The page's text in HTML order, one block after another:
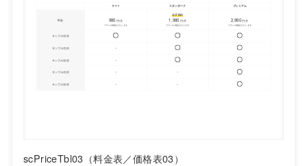
scPriceTbl03（料金表／価格表03）